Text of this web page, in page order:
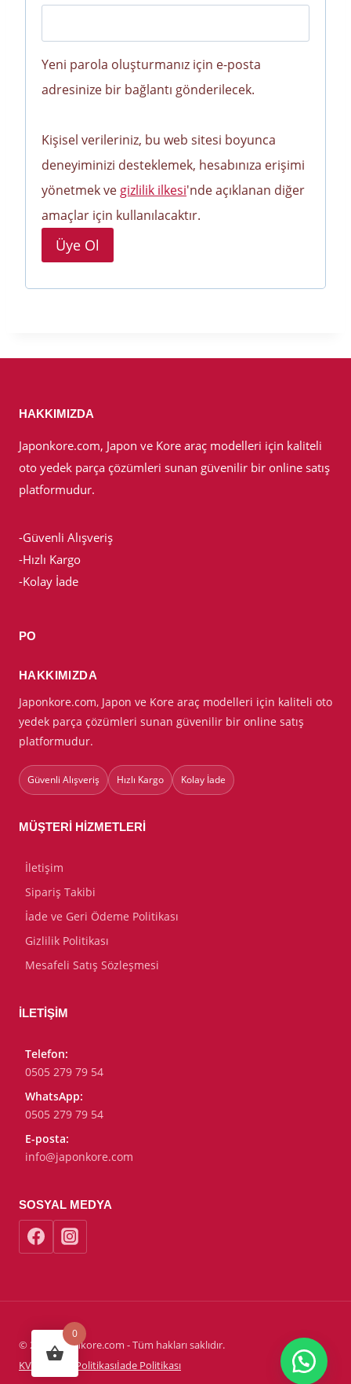
r
e
k
Yeni parola oluşturmanız için e-posta
adresinize bir bağlantı gönderilecek.
Kişisel verileriniz, bu web sitesi boyunca
deneyiminizi desteklemek, hesabınıza erişimi
yönetmek ve gizlilik ilkesi'nde açıklanan diğer
amaçlar için kullanılacaktır.
Üye Ol
HAKKIMIZDA
Japonkore.com, Japon ve Kore araç modelleri için kaliteli
oto yedek parça çözümleri sunan güvenilir bir online satış
platformudur.
-Güvenli Alışveriş
-Hızlı Kargo
-Kolay İade
PO
HAKKIMIZDA
Japonkore.com, Japon ve Kore araç modelleri için kaliteli oto
yedek parça çözümleri sunan güvenilir bir online satış
platformudur.
Güvenli Alışveriş Hızlı Kargo Kolay İade
MÜŞTERI HIZMETLERI
İletişim
Sipariş Takibi
İade ve Geri Ödeme Politikası
Gizlilik Politikası
Mesafeli Satış Sözleşmesi
İLETIŞIM
Telefon:
0505 279 79 54
WhatsApp:
0505 279 79 54
E-posta:
info@japonkore.com
SOSYAL MEDYA
© 2026 Japonkore.com - Tüm hakları saklıdır.
KVKK
Gizlilik Politikasıİade Politikası
0